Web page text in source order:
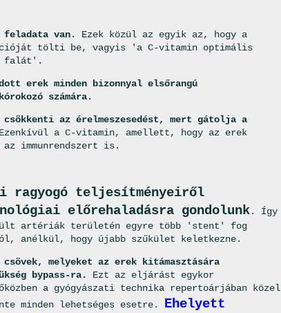
feladata van. Ezek közül az egyik az, hogy a
tölti be, vagyis 'a C-vitamin optimális
falát'.
erek minden bizonnyal elsőrangú
számára.
az érelmeszesedést, mert gátolja a
a C-vitamin, amellett, hogy az erek
immunrendszert is.
ragyogó teljesítményeiről
előrehaladásra gondolunk. Így
artériák területén egyre több 'stent' fog
anélkül, hogy újabb szűkület keletkezne.
melyeket az erek kitámasztására
bypass-ra.
Ezt az eljárást egykor
a gyógyászati technika repertoárjában közel
minden lehetséges esetre. Ehelyett